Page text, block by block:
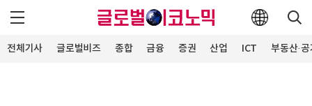
전체기사 글로벌비즈 종합 금융 증권 산업 ICT 부동산·